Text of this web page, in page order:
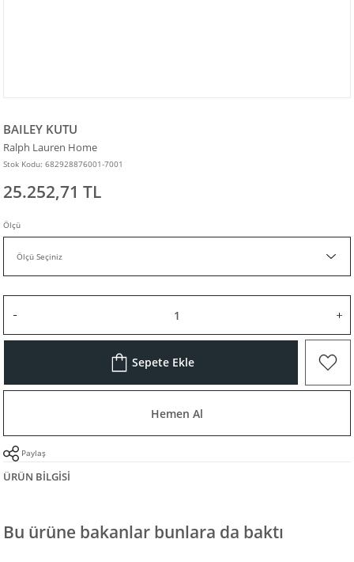
BAILEY KUTU
Ralph Lauren Home
Stok Kodu: 682928876001-7001
25.252,71 TL
Ölçü
Sepete Ekle
Hemen Al
Paylaş
ÜRÜN BILGISI
Bu ürüne bakanlar bunlara da baktı